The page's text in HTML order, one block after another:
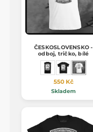
ČESKOSLOVENSKO -
odboj, tričko, bílé
550 Kč
Skladem